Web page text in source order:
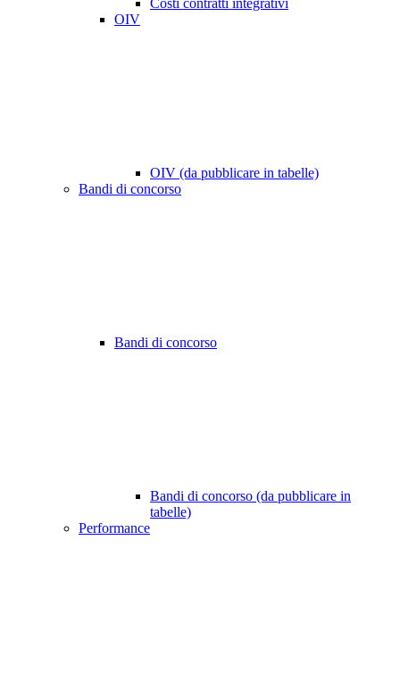
Costi contratti integrativi
OIV
OIV (da pubblicare in tabelle)
Bandi di concorso
Bandi di concorso
Bandi di concorso (da pubblicare in
tabelle)
Performance